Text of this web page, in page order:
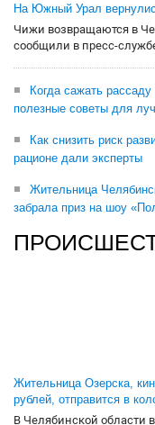
На Южный Урал
Чижи возвращаются в
сообщили в пресс-
Когда сажать
полезные советы для
Как снизить риск
рационе дали эксперты
Жительница
забрала приз на шоу
Жительница Озерска,
рублей, отправится в
В Челябинской области